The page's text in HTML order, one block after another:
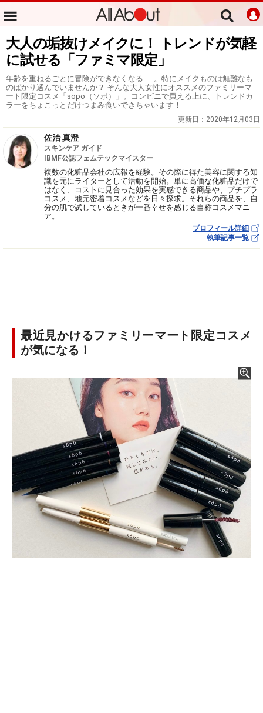
大人の垢抜けメイクに！ トレンドが気軽
に試せる「ファミマ限定」
年齢を重ねるごとに冒険ができなくなる……。特にメイクものは無難なも
のばかり選んでいませんか？ そんな大人女性にオススメのファミリーマ
ート限定コスメ「sopo（ソポ）」。コンビニで買える上に、トレンドカ
ラーをちょこっとだけつまみ食いできちゃいます！
更新日： 2020年12月03日
佐治 真澄
スキンケア ガイド
IBMF公認フェムテックマイスター
複数の化粧品会社の広報を経験。その際に得た美容に関する知
識を元にライターとして活動を開始。単に高価な化粧品だけで
はなく、コストに見合った効果を実感できる商品や、プチプラ
コスメ、地元密着コスメなどを日々探求。それらの商品を、自
分の肌で試しているときが一番幸せを感じる自称コスメマニ
ア。
プロフィール詳細
執筆記事一覧
最近見かけるファミリーマート限定コスメ
が気になる！